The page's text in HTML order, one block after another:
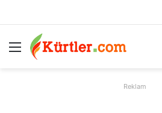
Menü
Reklam